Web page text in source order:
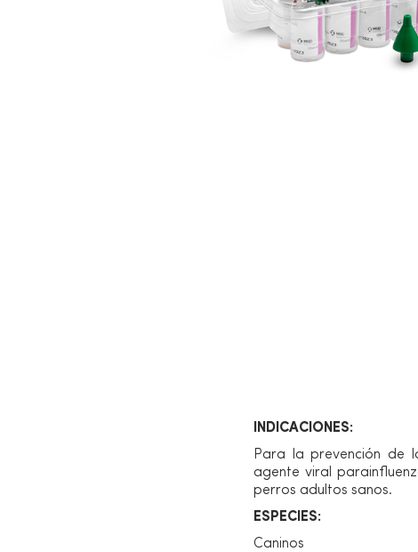
INDICACIONES:
Para la prevención de
agente viral
perros adultos sanos.
ESPECIES:
Caninos